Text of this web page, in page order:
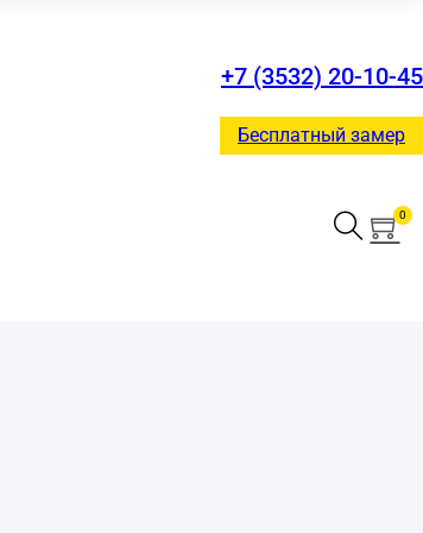
+7 (3532) 20-10-45
Бесплатный замер
0